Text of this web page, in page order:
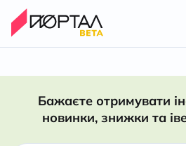
Бажаєте отримувати
новинки, знижки та